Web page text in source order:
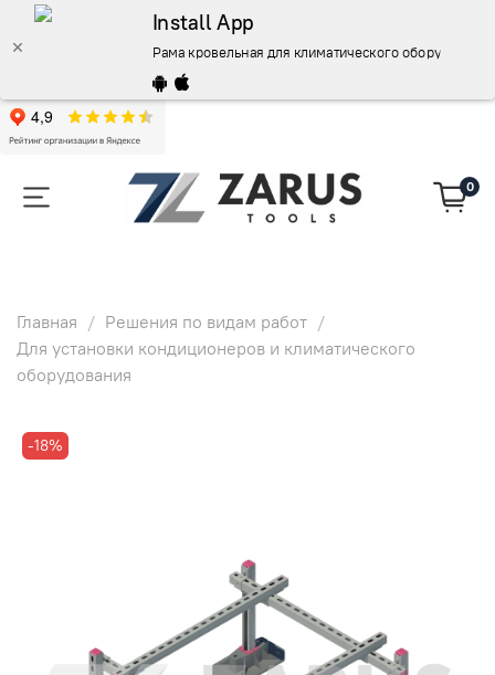
Install App
Рама кровельная для климатического
0
Главная
Решения по видам работ
Для установки кондиционеров и климатического
оборудования
-18%